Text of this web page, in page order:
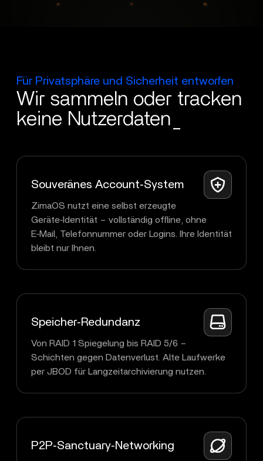
Für Privatsphäre und Sicherheit entworfen
Wir sammeln oder tracken
keine Nutzerdaten_
Souveränes Account‑System
ZimaOS nutzt eine selbst erzeugte
Geräte‑Identität – vollständig offline, ohne
E‑Mail, Telefonnummer oder Logins. Ihre Identität
bleibt nur Ihnen.
Speicher‑Redundanz
Von RAID 1 Spiegelung bis RAID 5/6 –
Schichten gegen Datenverlust. Alte Laufwerke
per JBOD für Langzeitarchivierung nutzen.
P2P‑Sanctuary‑Networking